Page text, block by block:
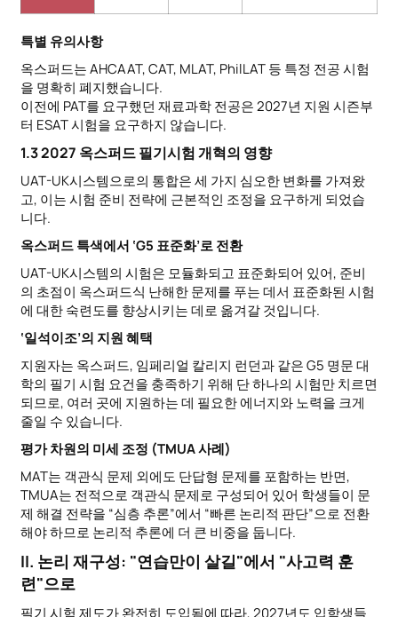
특별 유의사항
옥스퍼드는 AHCAAT, CAT, MLAT, PhilLAT 등 특정 전공 시험
을 명확히 폐지했습니다.
이전에 PAT를 요구했던 재료과학 전공은 2027년 지원 시즌부
터 ESAT 시험을 요구하지 않습니다.
1.3 2027 옥스퍼드 필기시험 개혁의 영향
UAT-UK시스템으로의 통합은 세 가지 심오한 변화를 가져왔
고, 이는 시험 준비 전략에 근본적인 조정을 요구하게 되었습
니다.
옥스퍼드 특색에서 ‘G5 표준화’로 전환
UAT-UK시스템의 시험은 모듈화되고 표준화되어 있어, 준비
의 초점이 옥스퍼드식 난해한 문제를 푸는 데서 표준화된 시험
에 대한 숙련도를 향상시키는 데로 옮겨갈 것입니다.
‘일석이조’의 지원 혜택
지원자는 옥스퍼드, 임페리얼 칼리지 런던과 같은 G5 명문 대
학의 필기 시험 요건을 충족하기 위해 단 하나의 시험만 치르면
되므로, 여러 곳에 지원하는 데 필요한 에너지와 노력을 크게
줄일 수 있습니다.
평가 차원의 미세 조정 (TMUA 사례)
MAT는 객관식 문제 외에도 단답형 문제를 포함하는 반면,
TMUA는 전적으로 객관식 문제로 구성되어 있어 학생들이 문
제 해결 전략을 “심층 추론”에서 “빠른 논리적 판단”으로 전환
해야 하므로 논리적 추론에 더 큰 비중을 둡니다.
II. 논리 재구성: "연습만이 살길"에서 "사고력 훈
련"으로
필기 시험 제도가 완전히 도입됨에 따라, 2027년도 입학생들